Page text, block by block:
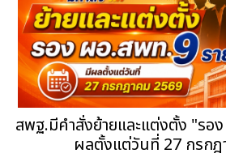
สพฐ.มีคำสั่งย้ายและแต่งตั้ง "รอ
ผลตั้งแต่วันที่ 27 กรก